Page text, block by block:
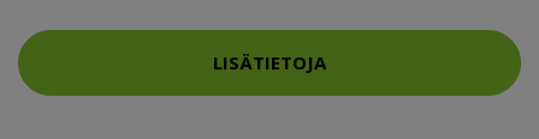
LISÄTIETOJA